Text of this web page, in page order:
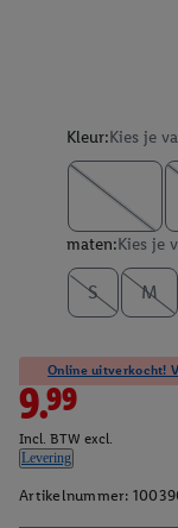
Kleur:Kies je
maten:Kies je
S M
Online uitverkocht!
9.99
Incl. BTW excl.
Levering
Artikelnummer: